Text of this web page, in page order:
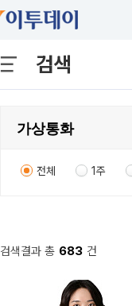
검색
전체 1주
검색결과 총 683 건